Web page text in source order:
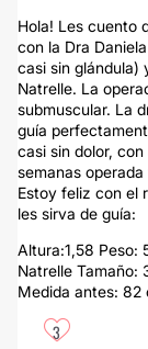
Hola! Les cuento
con la Dra
casi sin glándula)
Natrelle. La
submuscular. La
guía
casi sin dolor,
semanas
Estoy feliz con el
les sirva de guía:
Altura:1,58 Peso:
Natrelle Tamaño:
Medida antes: 82
3